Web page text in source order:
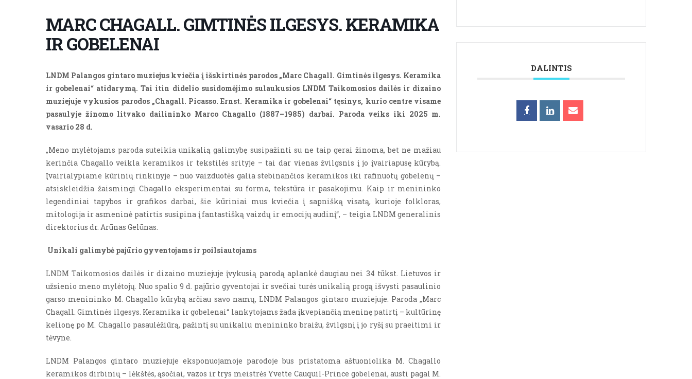
MARC CHAGALL. GIMTINĖS ILGESYS. KERAMIKA
IR GOBELENAI
LNDM Palangos gintaro muziejus kviečia į išskirtinės parodos „Marc Chagall. Gimtinės ilgesys. Keramika
ir gobelenai“ atidarymą. Tai itin didelio susidomėjimo sulaukusios LNDM Taikomosios dailės ir dizaino
muziejuje vykusios parodos „Chagall. Picasso. Ernst. Keramika ir gobelenai“ tęsinys, kurio centre visame
pasaulyje žinomo litvako dailininko Marco Chagallo (1887–1985) darbai. Paroda veiks iki 2025 m.
vasario 28 d.
„Meno mylėtojams paroda suteikia unikalią galimybę susipažinti su ne taip gerai žinoma, bet ne mažiau
kerinčia Chagallo veikla keramikos ir tekstilės srityje – tai dar vienas žvilgsnis į jo įvairiapusę kūrybą.
Įvairialypiame kūrinių rinkinyje – nuo vaizduotės galia stebinančios keramikos iki rafinuotų gobelenų –
atsiskleidžia žaismingi Chagallo eksperimentai su forma, tekstūra ir pasakojimu. Kaip ir menininko
legendiniai tapybos ir grafikos darbai, šie kūriniai mus kviečia į sapnišką visatą, kurioje folkloras,
mitologija ir asmeninė patirtis susipina į fantastišką vaizdų ir emocijų audinį“, – teigia LNDM generalinis
direktorius dr. Arūnas Gelūnas.
Unikali galimybė pajūrio gyventojams ir poilsiautojams
LNDM Taikomosios dailės ir dizaino muziejuje įvykusią parodą aplankė daugiau nei 34 tūkst. Lietuvos ir
užsienio meno mylėtojų. Nuo spalio 9 d. pajūrio gyventojai ir svečiai turės unikalią progą išvysti pasaulinio
garso menininko M. Chagallo kūrybą arčiau savo namų, LNDM Palangos gintaro muziejuje. Paroda „Marc
Chagall. Gimtinės ilgesys. Keramika ir gobelenai“ lankytojams žada įkvepiančią meninę patirtį – kultūrinę
kelionę po M. Chagallo pasaulėžiūrą, pažintį su unikaliu menininko braižu, žvilgsnį į jo ryšį su praeitimi ir
tėvyne.
LNDM Palangos gintaro muziejuje eksponuojamoje parodoje bus pristatoma aštuoniolika M. Chagallo
keramikos dirbinių – lėkštės, ąsočiai, vazos ir trys meistrės Yvette Cauquil-Prince gobelenai, austi pagal M.
DALINTIS